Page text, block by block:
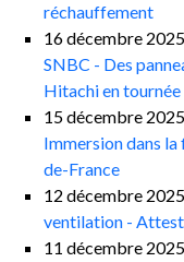
réchauffement
16 décembre
SNBC - Des
Hitachi en tournée
15 décembre
Immersion dans
de-France
12 décembre
ventilation -
11 décembre